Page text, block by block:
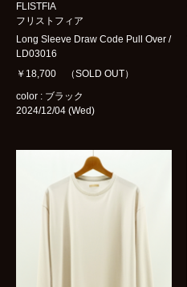
FLISTFIA
フリストフィア
Long Sleeve Draw Code Pull Over /
LD03016
￥18,700 （SOLD OUT）
color : ブラック
2024/12/04 (Wed)